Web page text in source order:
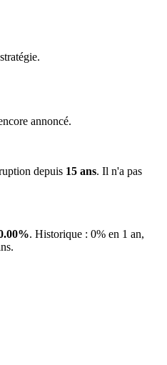
stratégie.
annoncé.
depuis 15 ans. Il n'a pas
. Historique : 0% en 1 an,